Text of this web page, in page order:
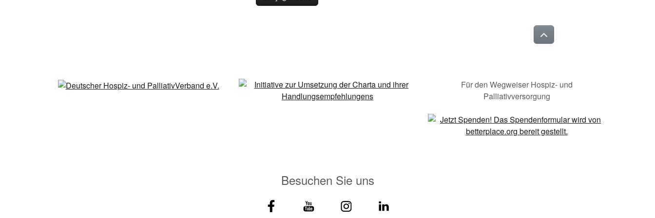
Für den Wegweiser Hospiz- und
Palliativversorgung
Besuchen Sie uns